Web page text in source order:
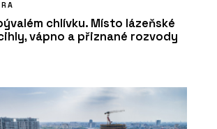
chlívku. Místo lázeňské
vápno a přiznané rozvody